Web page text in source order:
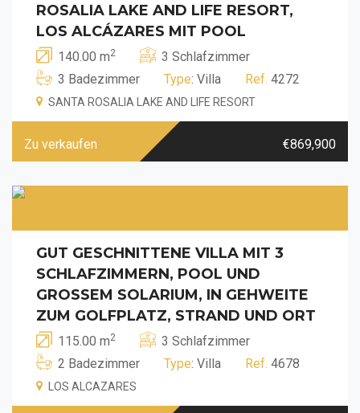
ROSALIA LAKE AND LIFE RESORT,
LOS ALCÁZARES MIT POOL
140.00 m2
3 Schlafzimmer
3 Badezimmer
Type: Villa Ref. 4272
SANTA ROSALIA LAKE AND LIFE RESORT
Zu verkaufen €869,900
GUT GESCHNITTENE VILLA MIT 3
SCHLAFZIMMERN, POOL UND
GROSSEM SOLARIUM, IN GEHWEITE Z
UM GOLFPLATZ, STRAND UND ORT
115.00 m2
3 Schlafzimmer
2 Badezimmer
Type: Villa Ref. 4678
LOS ALCAZARES